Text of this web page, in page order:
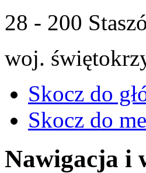
28 - 200
woj.
Skocz do
Skocz do
Nawigacja i